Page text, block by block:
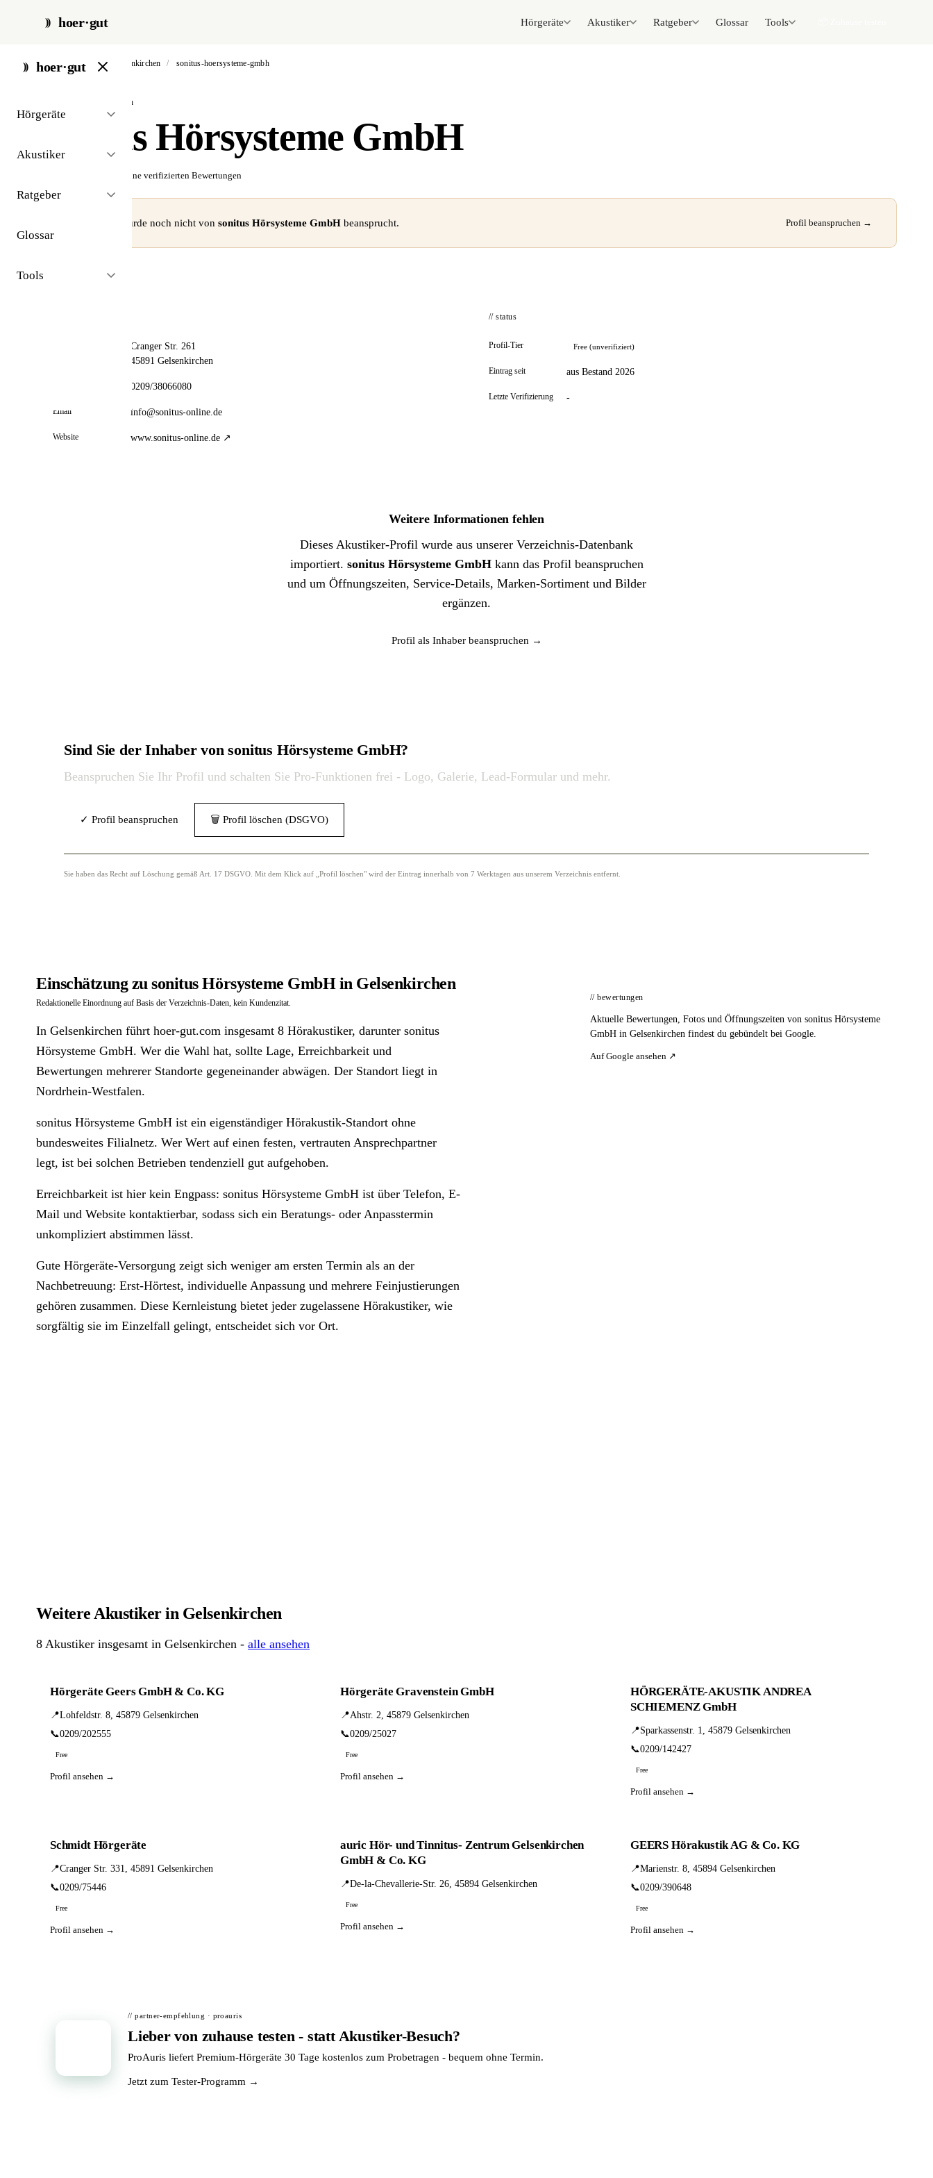
hoer·gut Hörgeräte Akustiker Ratgeber Glossar Tools
hoer·gut
Hörgeräte
Akustiker
Ratgeber
Glossar
Tools
start / akustiker / gelsenkirchen / sonitus-hoersysteme-gmbh
// akustiker · gelsenkirchen
sonitus Hörsysteme GmbH
Noch keine verifizierten Bewertungen
⚠ Dieses Profil wurde noch nicht von sonitus Hörsysteme GmbH beansprucht. Profil beanspruchen →
Cranger Str. 261
45891 Gelsenkirchen
0209/38066080
Email info@sonitus-online.de
Website www.sonitus-online.de ↗
// status
Profil-Tier Free (unverifiziert)
Eintrag seit aus Bestand 2026
Letzte Verifizierung -
Weitere Informationen fehlen
Dieses Akustiker-Profil wurde aus unserer Verzeichnis-Datenbank
importiert. sonitus Hörsysteme GmbHkann das Profil beanspruchen
und um Öffnungszeiten, Service-Details, Marken-Sortiment und Bilder
ergänzen.
Profil als Inhaber beanspruchen →
Sind Sie der Inhaber von sonitus Hörsysteme GmbH?
Beanspruchen Sie Ihr Profil und schalten Sie Pro-Funktionen frei - Logo, Galerie, Lead-Formular und mehr.
✓ Profil beanspruchen 🗑 Profil löschen (DSGVO)
Sie haben das Recht auf Löschung gemäß Art. 17 DSGVO. Mit dem Klick auf „Profil löschen" wird der Eintrag innerhalb von 7 Werktagen aus unserem Verzeichnis entfernt.
Einschätzung zu sonitus Hörsysteme GmbH in Gelsenkirchen
Redaktionelle Einordnung auf Basis der Verzeichnis-Daten, kein Kundenzitat.
In Gelsenkirchen führt hoer-gut.com insgesamt 8 Hörakustiker, darunter sonitus
Hörsysteme GmbH. Wer die Wahl hat, sollte Lage, Erreichbarkeit und
Bewertungen mehrerer Standorte gegeneinander abwägen. Der Standort liegt in
Nordrhein-Westfalen.
sonitus Hörsysteme GmbH ist ein eigenständiger Hörakustik-Standort ohne
bundesweites Filialnetz. Wer Wert auf einen festen, vertrauten Ansprechpartner
legt, ist bei solchen Betrieben tendenziell gut aufgehoben.
Erreichbarkeit ist hier kein Engpass: sonitus Hörsysteme GmbH ist über Telefon, E-
Mail und Website kontaktierbar, sodass sich ein Beratungs- oder Anpasstermin
unkompliziert abstimmen lässt.
Gute Hörgeräte-Versorgung zeigt sich weniger am ersten Termin als an der
Nachbetreuung: Erst-Hörtest, individuelle Anpassung und mehrere Feinjustierungen
gehören zusammen. Diese Kernleistung bietet jeder zugelassene Hörakustiker, wie
sorgfältig sie im Einzelfall gelingt, entscheidet sich vor Ort.
// bewertungen
Aktuelle Bewertungen, Fotos und Öffnungszeiten von sonitus Hörsysteme
GmbH in Gelsenkirchen findest du gebündelt bei Google.
Auf Google ansehen ↗
Weitere Akustiker in Gelsenkirchen
8 Akustiker insgesamt in Gelsenkirchen - alle ansehen
Hörgeräte Geers GmbH & Co. KG
📍Lohfeldstr. 8, 45879 Gelsenkirchen
📞0209/202555
Free
Profil ansehen →
Hörgeräte Gravenstein GmbH
📍Ahstr. 2, 45879 Gelsenkirchen
📞0209/25027
Free
Profil ansehen →
HÖRGERÄTE-AKUSTIK ANDREA
SCHIEMENZ GmbH
📍Sparkassenstr. 1, 45879 Gelsenkirchen
📞0209/142427
Free
Profil ansehen →
Schmidt Hörgeräte
📍Cranger Str. 331, 45891 Gelsenkirchen
📞0209/75446
Free
Profil ansehen →
auric Hör- und Tinnitus- Zentrum Gelsenkirchen
GmbH & Co. KG
📍De-la-Chevallerie-Str. 26, 45894 Gelsenkirchen
Free
Profil ansehen →
GEERS Hörakustik AG & Co. KG
📍Marienstr. 8, 45894 Gelsenkirchen
📞0209/390648
Free
Profil ansehen →
// partner-empfehlung · proauris
Lieber von zuhause testen - statt Akustiker-Besuch?
ProAuris liefert Premium-Hörgeräte 30 Tage kostenlos zum Probetragen - bequem ohne Termin.
Jetzt zum Tester-Programm →